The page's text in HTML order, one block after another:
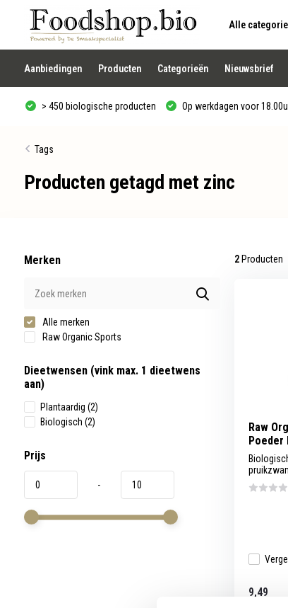
Alle
Gebruik
de
pijltjes
op
en
neer
een
te
selecteren.
op
Enter
te
gaan.
met
werkt,
kunt
u
en
swipetekens
gebruiken.
Aanbiedingen Producten Categorieën Nieuwsbrief
> 450 biologische producten Op werkdagen voor
Tags
Producten getagd met zinc
Merken
Alle merken
Raw Organic Sports
Dieetwensen (vink max. 1 dieetwens
aan)
Plantaardig (2)
Biologisch (2)
Prijs
-
2Producten
Raw
Poeder
9,49